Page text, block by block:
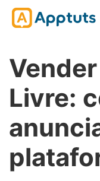
Livre: